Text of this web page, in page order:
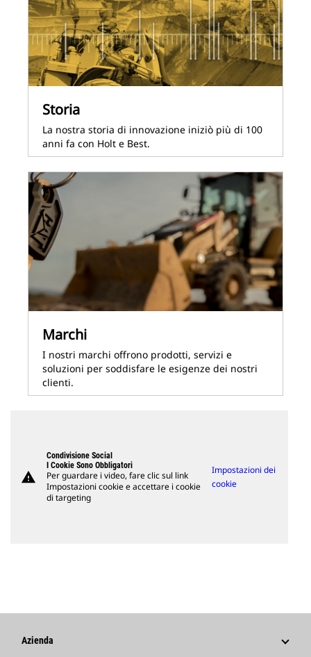
Storia
La nostra storia di innovazione iniziò più di 100
anni fa con Holt e Best.
Marchi
I nostri marchi offrono prodotti, servizi e
soluzioni per soddisfare le esigenze dei nostri
clienti.
warning
Condivisione Social
I Cookie Sono Obbligatori
Per guardare i video, fare clic sul link
Impostazioni cookie e accettare i cookie
di targeting
Impostazioni dei
cookie
Azienda